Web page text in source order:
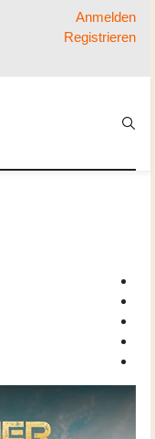
Anmelden
Registrieren